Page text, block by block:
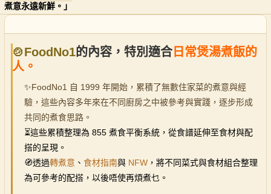
煮意永遠新鮮。」
🍲FoodNo1的內容，特別適合 日常煲湯煮飯的
人。
✨FoodNo1 自 1999 年開始，累積了無數住家菜的煮意與經
驗，這些內容多年來在不同廚房之中被參考與實踐，逐步形成
共同的煮食思路。
⏳這些累積整理為 855 煮食平衡系統，從食譜延伸至食材與配
搭的呈現。
🧭透過轉煮意 、 食材指南與 NFW ，將不同菜式與食材組合整理
為可參考的配搭，以後唔使再煩煮乜。